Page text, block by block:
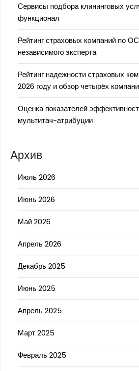
Сервисы подбора клининговых
функционал
Рейтинг страховых компаний по
независимого эксперта
Рейтинг надежности страховых
2026 году и обзор четырёх
Оценка показателей
мультитач-атрибуции
Архив
Июль 2026
Июнь 2026
Май 2026
Апрель 2026
Декабрь 2025
Июнь 2025
Апрель 2025
Март 2025
Февраль 2025